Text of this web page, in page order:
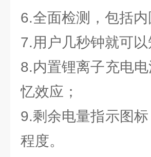
6.全面检测，包括
7.用户几秒钟就可
8.内置锂离子充电
忆效应；
9.剩余电量指示图
程度。